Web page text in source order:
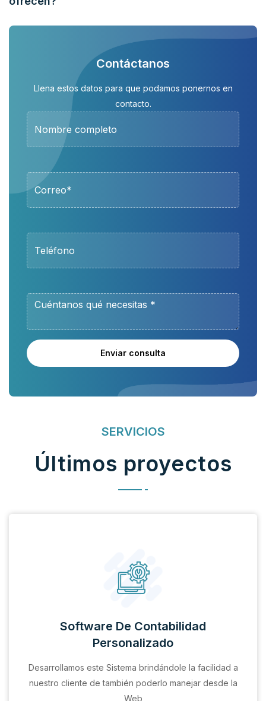
Contáctanos
Llena estos datos para que podamos ponernos en
contacto.
Enviar consulta
SERVICIOS
Últimos proyectos
Software De Contabilidad
Personalizado
Desarrollamos este Sistema brindándole la facilidad a
nuestro cliente de también poderlo manejar desde la
Web